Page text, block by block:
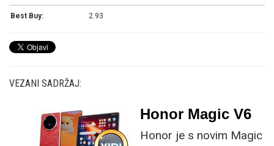
Best Buy: 2.93
VEZANI SADRŽAJ:
Honor Magic V6
Honor je s novim Magic